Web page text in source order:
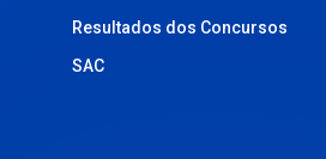
Resultados dos Concursos
SAC